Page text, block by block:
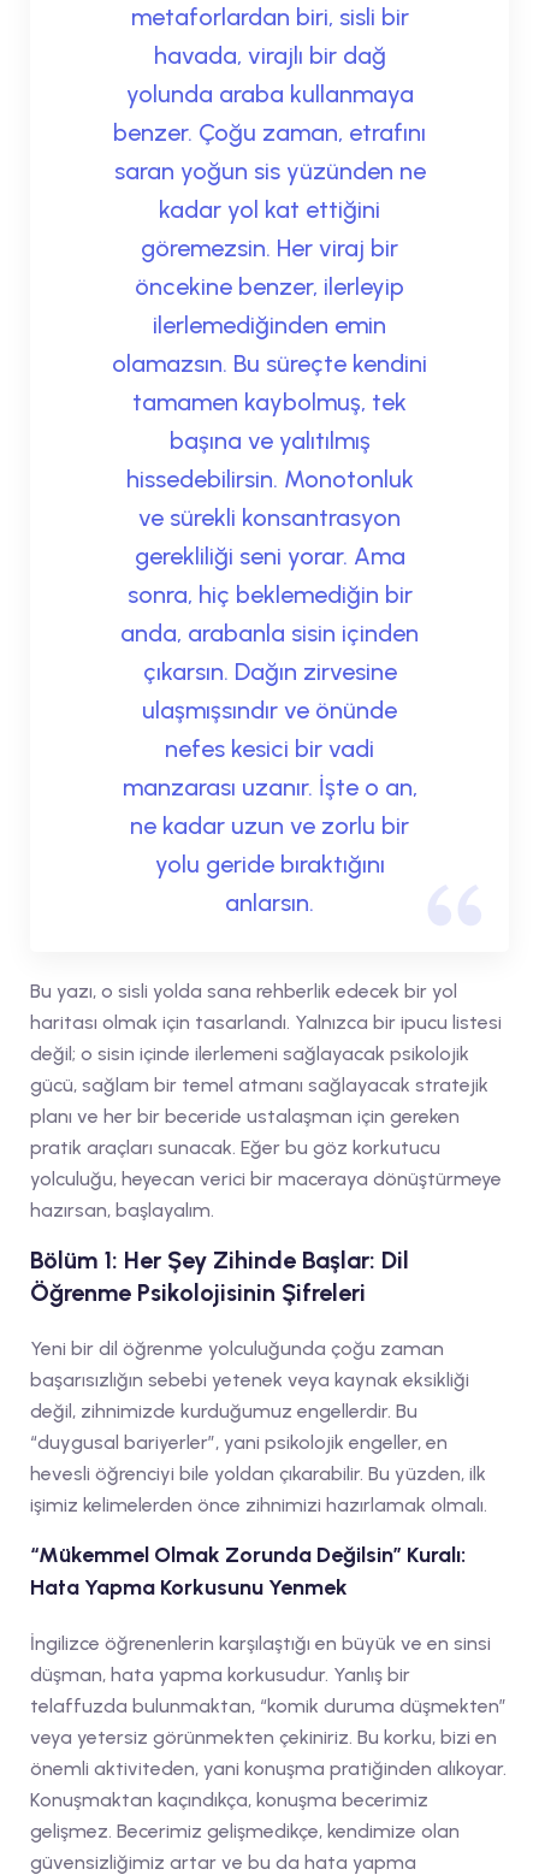
metaforlardan biri, sisli bir
havada, virajlı bir dağ
yolunda araba kullanmaya
benzer. Çoğu zaman, etrafını
saran yoğun sis yüzünden ne
kadar yol kat ettiğini
göremezsin. Her viraj bir
öncekine benzer, ilerleyip
ilerlemediğinden emin
olamazsın. Bu süreçte kendini
tamamen kaybolmuş, tek
başına ve yalıtılmış
hissedebilirsin. Monotonluk
ve sürekli konsantrasyon
gerekliliği seni yorar. Ama
sonra, hiç beklemediğin bir
anda, arabanla sisin içinden
çıkarsın. Dağın zirvesine
ulaşmışsındır ve önünde
nefes kesici bir vadi
manzarası uzanır. İşte o an,
ne kadar uzun ve zorlu bir
yolu geride bıraktığını
anlarsın.
Bu yazı, o sisli yolda sana rehberlik edecek bir yol
haritası olmak için tasarlandı. Yalnızca bir ipucu listesi
değil; o sisin içinde ilerlemeni sağlayacak psikolojik
gücü, sağlam bir temel atmanı sağlayacak stratejik
planı ve her bir beceride ustalaşman için gereken
pratik araçları sunacak. Eğer bu göz korkutucu
yolculuğu, heyecan verici bir maceraya dönüştürmeye
hazırsan, başlayalım.
Bölüm 1: Her Şey Zihinde Başlar: Dil
Öğrenme Psikolojisinin Şifreleri
Yeni bir dil öğrenme yolculuğunda çoğu zaman
başarısızlığın sebebi yetenek veya kaynak eksikliği
değil, zihnimizde kurduğumuz engellerdir. Bu
“duygusal bariyerler”, yani psikolojik engeller, en
hevesli öğrenciyi bile yoldan çıkarabilir. Bu yüzden, ilk
işimiz kelimelerden önce zihnimizi hazırlamak olmalı.
“Mükemmel Olmak Zorunda Değilsin” Kuralı:
Hata Yapma Korkusunu Yenmek
İngilizce öğrenenlerin karşılaştığı en büyük ve en sinsi
düşman, hata yapma korkusudur. Yanlış bir
telaffuzda bulunmaktan, “komik duruma düşmekten”
veya yetersiz görünmekten çekiniriz. Bu korku, bizi en
önemli aktiviteden, yani konuşma pratiğinden alıkoyar.
Konuşmaktan kaçındıkça, konuşma becerimiz
gelişmez. Becerimiz gelişmedikçe, kendimize olan
güvensizliğimiz artar ve bu da hata yapma